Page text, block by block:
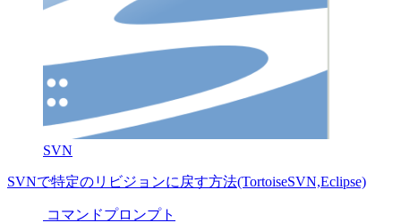
SVN
SVNで特定のリビジョンに戻す方法(TortoiseSVN,Eclipse)
コマンドプロンプト